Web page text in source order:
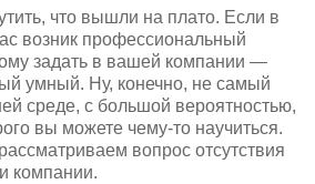
что вышли на плато. Если в
возник профессиональный
задать в вашей компании —
умный. Ну, конечно, не самый
среде, с большой вероятностью,
вы можете чему-то научиться.
вопрос отсутствия
компании.